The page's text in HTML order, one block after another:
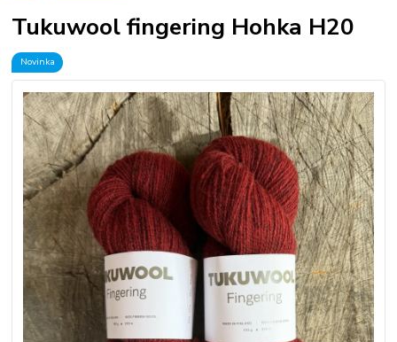
Tukuwool fingering Hohka H20
Novinka